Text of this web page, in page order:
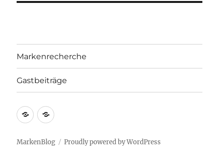
Markenrecherche
Gastbeiträge
Markenrecherche
Gastbeiträge
MarkenBlog Proudly powered by WordPress